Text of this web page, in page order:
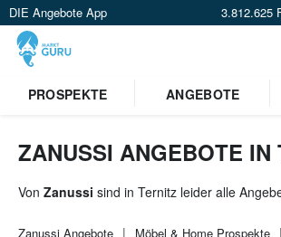
DIE Angebote App 3.812.625
PROSPEKTE ANGEBOTE
ZANUSSI ANGEBOTE IN
Von Zanussi sind in Ternitz leider alle
Zanussi Angebote Möbel & Home Prospekte